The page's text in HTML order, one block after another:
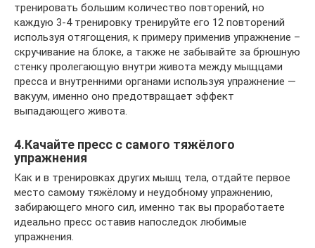
тренировать большим количество повторений, но
каждую 3-4 тренировку тренируйте его 12 повторений
используя отягощения, к примеру применив упражнение –
скручивание на блоке, а также не забывайте за брюшную
стенку пролегающую внутри живота между мыщцами
пресса и внутренними органами используя упражнение —
вакуум, именно оно предотвращает эффект
выпадающего живота.
4.Качайте пресс с самого тяжёлого
упражнения
Как и в тренировках других мышц тела, отдайте первое
место самому тяжёлому и неудобному упражнению,
забирающего много сил, именно так вы проработаете
идеально пресс оставив напоследок любимые
упражнения.